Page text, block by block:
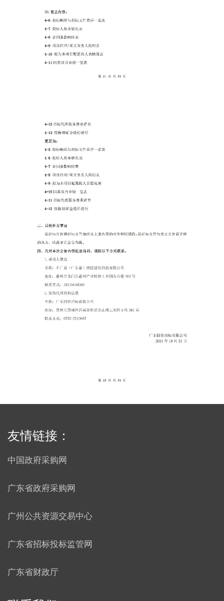
友情链接：
中国政府采购网
广东省政府采购网
广州公共资源交易中心
广东省招标投标监管网
广东省财政厅